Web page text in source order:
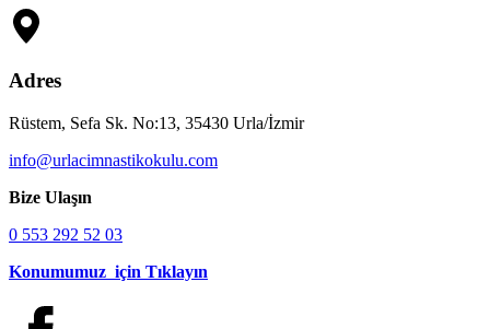
Adres
Rüstem, Sefa Sk. No:13, 35430 Urla/İzmir
info@urlacimnastikokulu.com
Bize Ulaşın
0 553 292 52 03
Konumumuz için Tıklayın